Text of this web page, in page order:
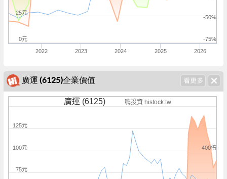
2022 2023 2024 2025 2026
-75%
-50%
0元
25元
廣運 (6125)企業價值
廣運 (6125) 嗨投資 histock.tw
400倍
75元
100元
125元